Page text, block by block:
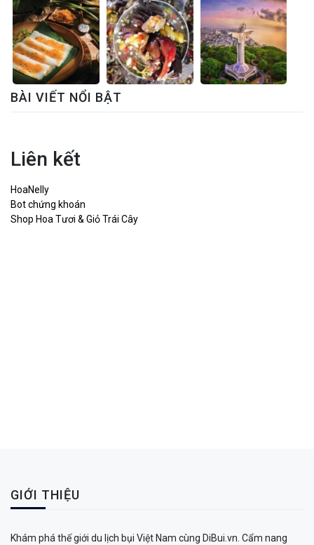
BÀI VIẾT NỔI BẬT
Liên kết
HoaNelly
Bot chứng khoán
Shop Hoa Tươi & Giỏ Trái Cây
GIỚI THIỆU
Khám phá thế giới du lịch bụi Việt Nam cùng DiBui.vn. Cẩm nang